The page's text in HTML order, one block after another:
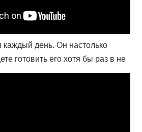
каждый день. Он настолько
готовить его хотя бы раз в не